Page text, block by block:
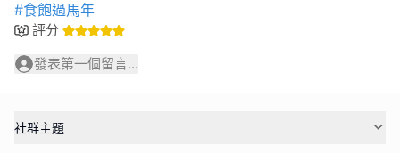
#食飽過馬年
評分
發表第一個留言...
社群主題